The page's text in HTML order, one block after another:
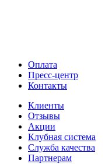
Оплата
Пресс-центр
Контакты
Клиенты
Отзывы
Акции
Клубная система
Служба качества
Партнерам